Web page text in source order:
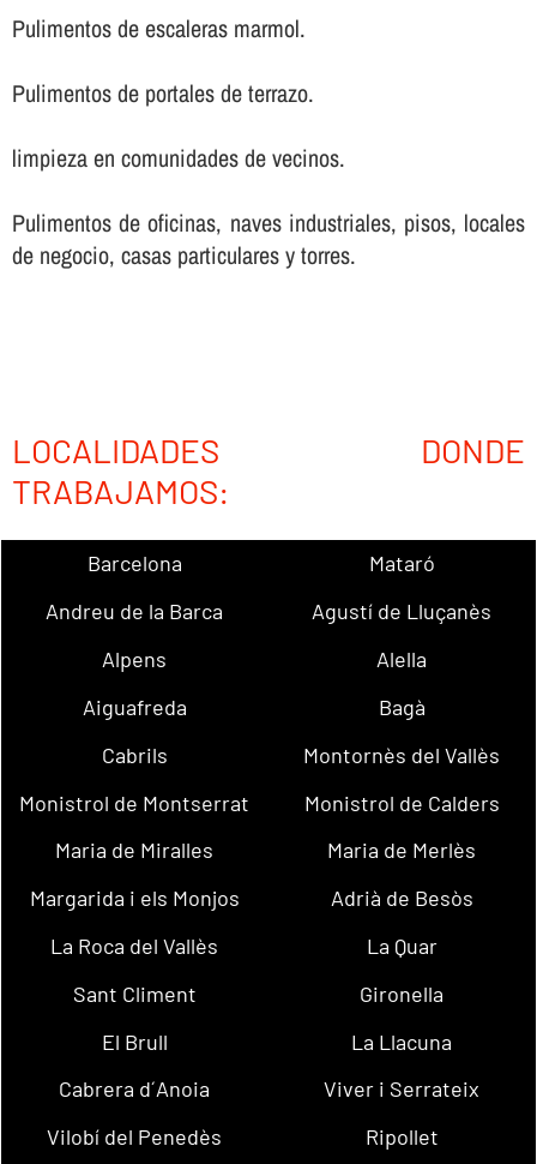
Pulimentos de escaleras marmol.
Pulimentos de portales de terrazo.
limpieza en comunidades de vecinos.
Pulimentos de oficinas, naves industriales, pisos, locales
de negocio, casas particulares y torres.
LOCALIDADES DONDE
TRABAJAMOS:
Barcelona
Mataró
Andreu de la Barca
Agustí de Lluçanès
Alpens
Alella
Aiguafreda
Bagà
Cabrils
Montornès del Vallès
Monistrol de Montserrat
Monistrol de Calders
Maria de Miralles
Maria de Merlès
Margarida i els Monjos
Adrià de Besòs
La Roca del Vallès
La Quar
Sant Climent
Gironella
El Brull
La Llacuna
Cabrera d´Anoia
Viver i Serrateix
Vilobí del Penedès
Ripollet